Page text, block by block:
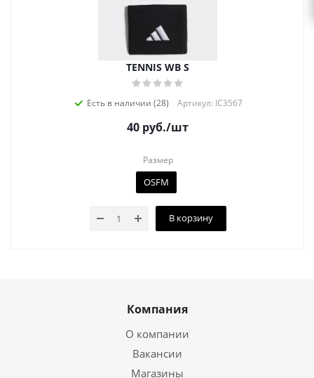
TENNIS WB S
Есть в наличии (28) Артикул: IC3567
40 руб./шт
Размер
OSFM
В корзину
Компания
О компании
Вакансии
Магазины